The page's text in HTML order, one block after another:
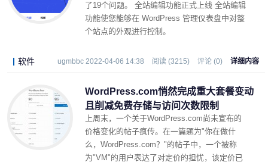
了19个问题。 全站编辑功能正式上线 全站编辑
功能使您能够在 WordPress 管理仪表盘中对整
个站点的外观进行控制。
软件 ugmbbc 2022-04-06 14:38 阅读 (3215) 评论 (0) 详细内容
WordPress.com悄然完成重大套餐变动
且削减免费存储与访问次数限制
上周末，一个关于WordPress.com尚未宣布的
价格变化的帖子疯传。在一篇题为"你在做什
么，WordPress.com？"的帖子中，一个被称
为"VM"的用户表达了对定价的担忧，该定价已